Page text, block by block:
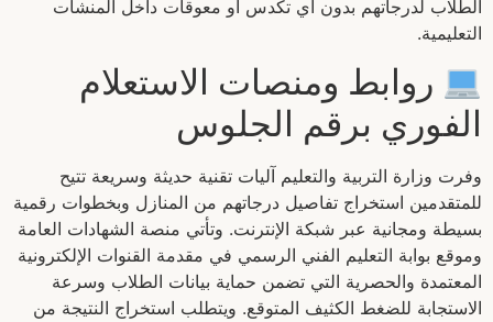
الطلاب لدرجاتهم بدون أي تكدس أو معوقات داخل المنشآت
التعليمية.
روابط ومنصات الاستعلام
الفوري برقم الجلوس
وفرت وزارة التربية والتعليم آليات تقنية حديثة وسريعة تتيح
للمتقدمين استخراج تفاصيل درجاتهم من المنازل وبخطوات رقمية
بسيطة ومجانية عبر شبكة الإنترنت. وتأتي منصة الشهادات العامة
وموقع بوابة التعليم الفني الرسمي في مقدمة القنوات الإلكترونية
المعتمدة والحصرية التي تضمن حماية بيانات الطلاب وسرعة
الاستجابة للضغط الكثيف المتوقع. ويتطلب استخراج النتيجة من